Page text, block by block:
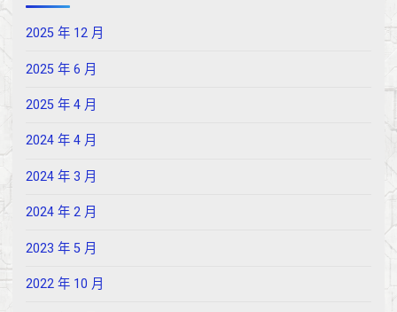
2025 年 12 月
2025 年 6 月
2025 年 4 月
2024 年 4 月
2024 年 3 月
2024 年 2 月
2023 年 5 月
2022 年 10 月